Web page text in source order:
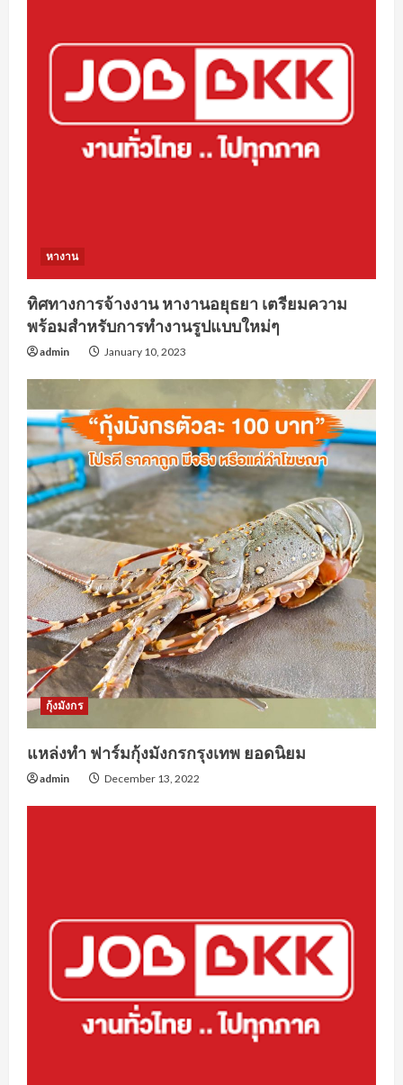
หางาน
ทิศทางการจ้างงาน หางานอยุธยา เตรียมความ
พร้อมสำหรับการทำงานรูปแบบใหม่ๆ
admin January 10, 2023
กุ้งมังกร
แหล่งทำ ฟาร์มกุ้งมังกรกรุงเทพ ยอดนิยม
admin December 13, 2022